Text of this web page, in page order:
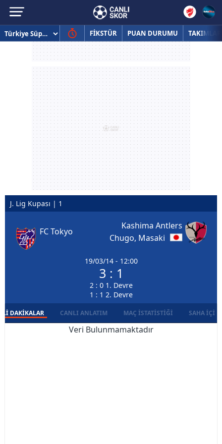
FİKSTÜR PUAN DURUMU TAKIMLAR
J. Lig Kupası | 1
FC Tokyo
19/03/14 - 12:00
3 : 1
2 : 0 1. Devre
1 : 1 2. Devre
Kashima Antlers
Chugo, Masaki
DAKIKALAR CANLI ANLATIM MAÇ İSTATISTIĞI SAHA İÇI
Veri Bulunmamaktadır